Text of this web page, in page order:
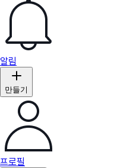
알림
만들기
프로필